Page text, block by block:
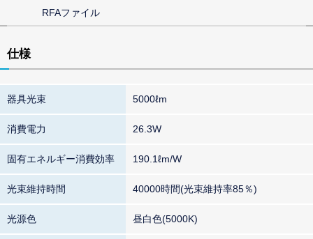
RFAファイル
仕様
器具光束 5000ℓm
消費電力 26.3W
固有エネルギー消費効率 190.1ℓm/W
光束維持時間 40000時間(光束維持率85％)
光源色 昼白色(5000K)